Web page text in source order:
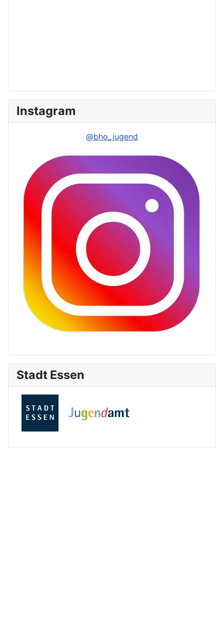
Instagram
@bho_jugend
Stadt Essen